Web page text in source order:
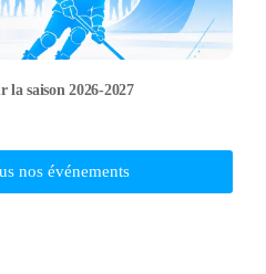
saison 2026-2027
nos événements